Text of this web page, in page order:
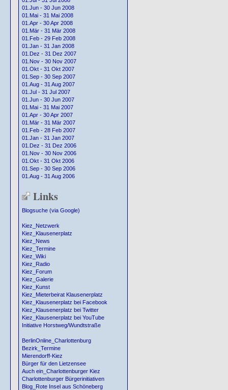
01.Jun - 30 Jun 2008
01.Mai - 31 Mai 2008
01.Apr - 30 Apr 2008
01.Mär - 31 Mär 2008
01.Feb - 29 Feb 2008
01.Jan - 31 Jan 2008
01.Dez - 31 Dez 2007
01.Nov - 30 Nov 2007
01.Okt - 31 Okt 2007
01.Sep - 30 Sep 2007
01.Aug - 31 Aug 2007
01.Jul - 31 Jul 2007
01.Jun - 30 Jun 2007
01.Mai - 31 Mai 2007
01.Apr - 30 Apr 2007
01.Mär - 31 Mär 2007
01.Feb - 28 Feb 2007
01.Jan - 31 Jan 2007
01.Dez - 31 Dez 2006
01.Nov - 30 Nov 2006
01.Okt - 31 Okt 2006
01.Sep - 30 Sep 2006
01.Aug - 31 Aug 2006
Links
Blogsuche (via Google)
Kiez_Netzwerk
Kiez_Klausenerplatz
Kiez_News
Kiez_Termine
Kiez_Wiki
Kiez_Radio
Kiez_Forum
Kiez_Galerie
Kiez_Kunst
Kiez_Mieterbeirat Klausenerplatz
Kiez_Klausenerplatz bei Facebook
Kiez_Klausenerplatz bei Twitter
Kiez_Klausenerplatz bei YouTube
Initiative Horstweg/Wundtstraße
BerlinOnline_Charlottenburg
Bezirk_Termine
Mierendorff-Kiez
Bürger für den Lietzensee
Auch ein_Charlottenburger Kiez
Charlottenburger Bürgerinitiativen
Blog_Rote Insel aus Schöneberg